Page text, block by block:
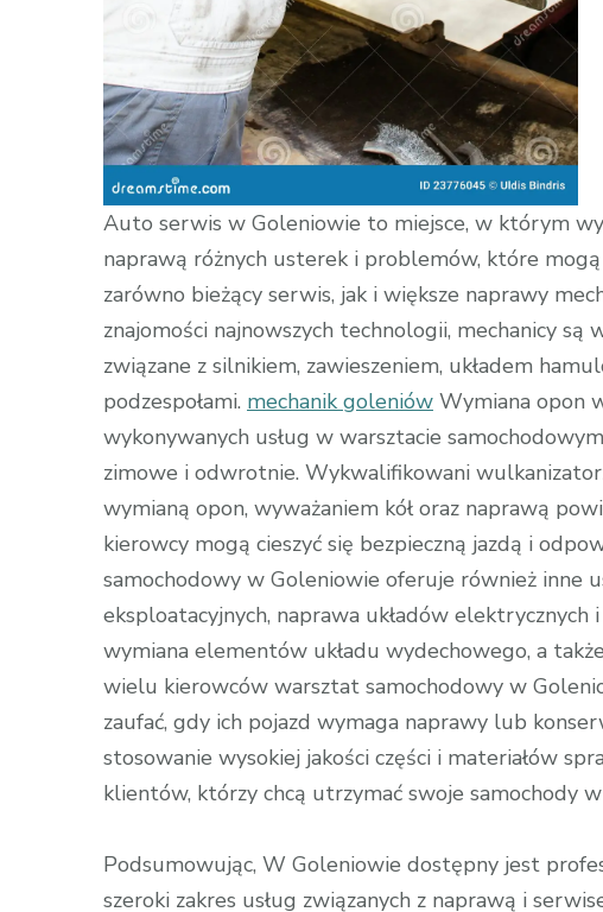
Auto serwis w Goleniowie to miejsce, w którym
naprawą różnych usterek i problemów, które
zarówno bieżący serwis, jak i większe naprawy
znajomości najnowszych technologii, mechanicy
związane z silnikiem, zawieszeniem, układem
podzespołami. mechanik goleniów Wymiana opon
wykonywanych usług w warsztacie
zimowe i odwrotnie. Wykwalifikowani
wymianą opon, wyważaniem kół oraz naprawą
kierowcy mogą cieszyć się bezpieczną jazdą i
samochodowy w Goleniowie oferuje również inne
eksploatacyjnych, naprawa układów
wymiana elementów układu wydechowego, a
wielu kierowców warsztat samochodowy w
zaufać, gdy ich pojazd wymaga naprawy lub
stosowanie wysokiej jakości części i materiałów
klientów, którzy chcą utrzymać swoje samochody
Podsumowując, W Goleniowie dostępny jest
szeroki zakres usług związanych z naprawą i